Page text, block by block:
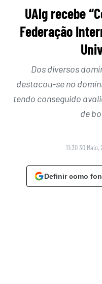
UAlg recebe
Federação
Dos diversos
destacou-se no
tendo conseguido
de
11:30 30 Maio,
Definir como